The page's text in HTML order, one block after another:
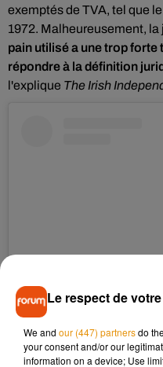
exemptés de TVA, tel que
1972. Malheureusement,
pain utilisé a une trop
répondre à la définition
l'explique The Irish
Voir cette publication sur
Make it a home game, get
Le respect de
We and our (447) partnersdo
your consent and/or our
information on a device; Use